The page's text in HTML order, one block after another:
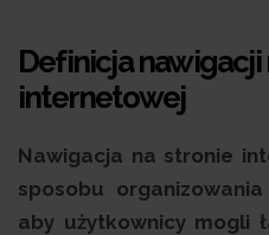
Definicja nawigacji
internetowej
Nawigacja na stronie
sposobu
aby użytkownicy mogli